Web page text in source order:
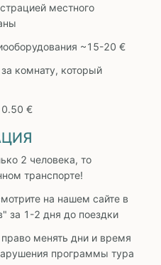
местного
~15-20 €
комнату, который
0.50 €
2 человека, то
транспорте!
на нашем сайте в
за 1-2 дня до поездки
менять дни и время
программы тура